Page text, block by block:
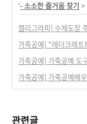
'- 소소한 즐거움 찾기 >
관련글